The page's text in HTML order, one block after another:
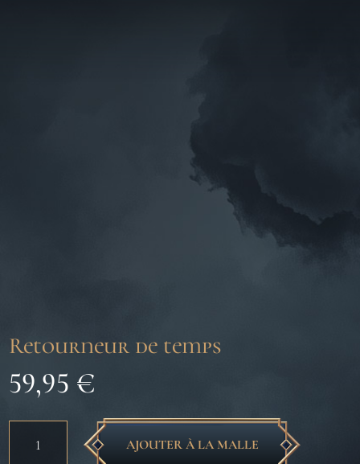
Retourneur de temps
59,95 €
AJOUTER À LA MALLE